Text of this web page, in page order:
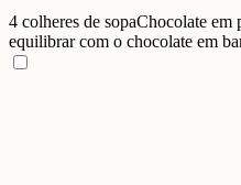
4 colheres de sopaChocolate em
equilibrar com o chocolate em